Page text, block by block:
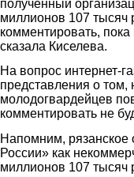
полученный
миллионов 107 тысяч
комментировать,
сказала Киселева.
На вопрос интернет-
представления о том,
молодогвардейцев
комментировать не
Напомним, рязанское
России» как
миллионов 107 тысяч